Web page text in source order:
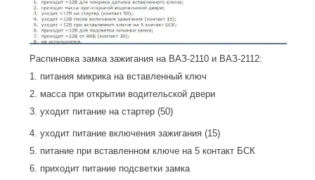
Распиновка замка зажигания на ВАЗ-2110 и ВАЗ-2112:
1. питания микрика на вставленный ключ
2. масса при открытии водительской двери
3. уходит питание на стартер (50)
4. уходит питание включения зажигания (15)
5. питание при вставленном ключе на 5 контакт БСК
6. приходит питание подсветки замка